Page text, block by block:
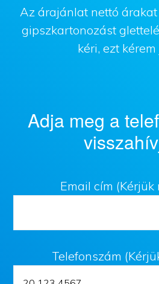
Az árajánlat nettó
gipszkartonozást
kéri, ezt kérem
Adja meg a
Email cím (Kérjük
Telefonszám